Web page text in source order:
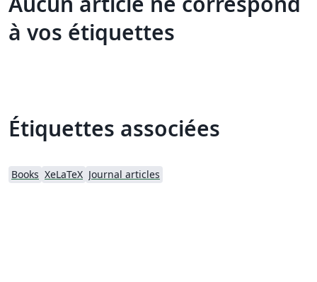
à vos étiquettes
Étiquettes associées
Books XeLaTeX Journal articles